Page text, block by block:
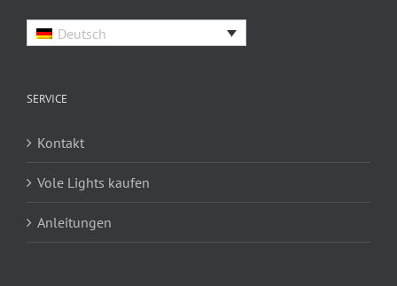
Deutsch
SERVICE
Kontakt
Vole Lights kaufen
Anleitungen